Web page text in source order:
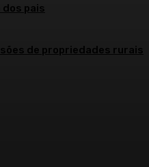
dos pais
de propriedades rurais